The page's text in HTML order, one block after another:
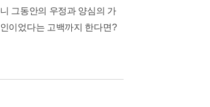
그동안의 우정과 양심의 가
이었다는 고백까지 한다면?